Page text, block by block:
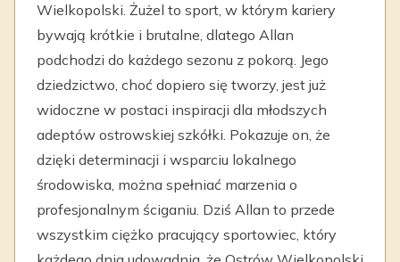
Wielkopolski. Żużel to sport, w którym kariery
bywają krótkie i brutalne, dlatego Allan
podchodzi do każdego sezonu z pokorą. Jego
dziedzictwo, choć dopiero się tworzy, jest już
widoczne w postaci inspiracji dla młodszych
adeptów ostrowskiej szkółki. Pokazuje on, że
dzięki determinacji i wsparciu lokalnego
środowiska, można spełniać marzenia o
profesjonalnym ściganiu. Dziś Allan to przede
wszystkim ciężko pracujący sportowiec, który